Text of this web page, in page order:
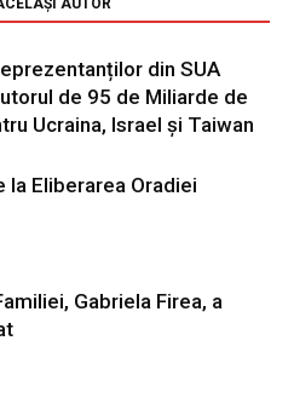
AUTOR
din SUA
de 95 de Miliarde de
Ucraina, Israel și Taiwan
la Eliberarea Oradiei
Gabriela Firea, a